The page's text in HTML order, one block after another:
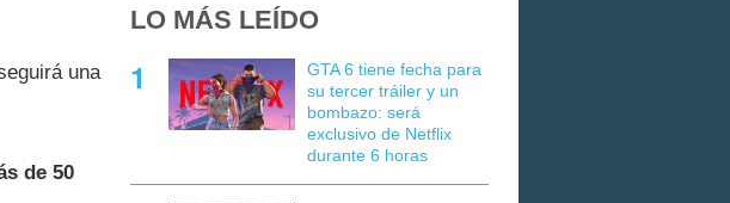
una
de 50
LO MÁS LEÍDO
GTA 6 tiene fecha para
su tercer tráiler y un
bombazo: será
exclusivo de Netflix
durante 6 horas